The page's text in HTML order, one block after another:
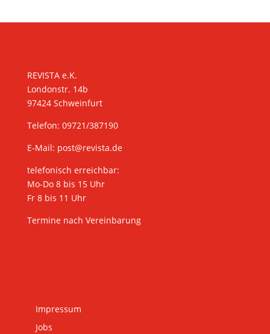
REVISTA e.K.
Londonstr. 14b
97424 Schweinfurt
Telefon: 09721/387190
E-Mail: post@revista.de
telefonisch erreichbar:
Mo-Do 8 bis 15 Uhr
Fr 8 bis 11 Uhr
Termine nach Vereinbarung
Impressum
Jobs